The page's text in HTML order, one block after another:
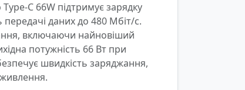
C 66W підтримує зарядку
передачі даних до 480 Мбіт/с.
включаючи найновіший
потужність 66 Вт при
швидкість заряджання,